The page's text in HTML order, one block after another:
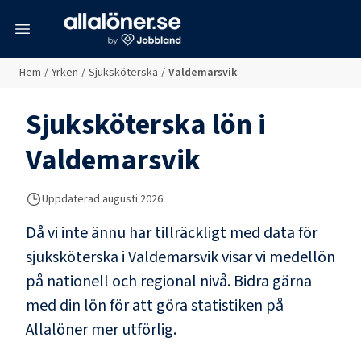
Hem / Yrken / Sjuksköterska / Valdemarsvik
Sjuksköterska lön i
Valdemarsvik
Uppdaterad augusti 2026
Då vi inte ännu har tillräckligt med data för
sjuksköterska iValdemarsvikvisar vi medellön
på nationell och regional nivå. Bidra gärna
med din lön för att göra statistiken på
Allalöner mer utförlig.